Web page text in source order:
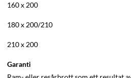
160 x 200
180 x 200/210
210 x 200
Garanti